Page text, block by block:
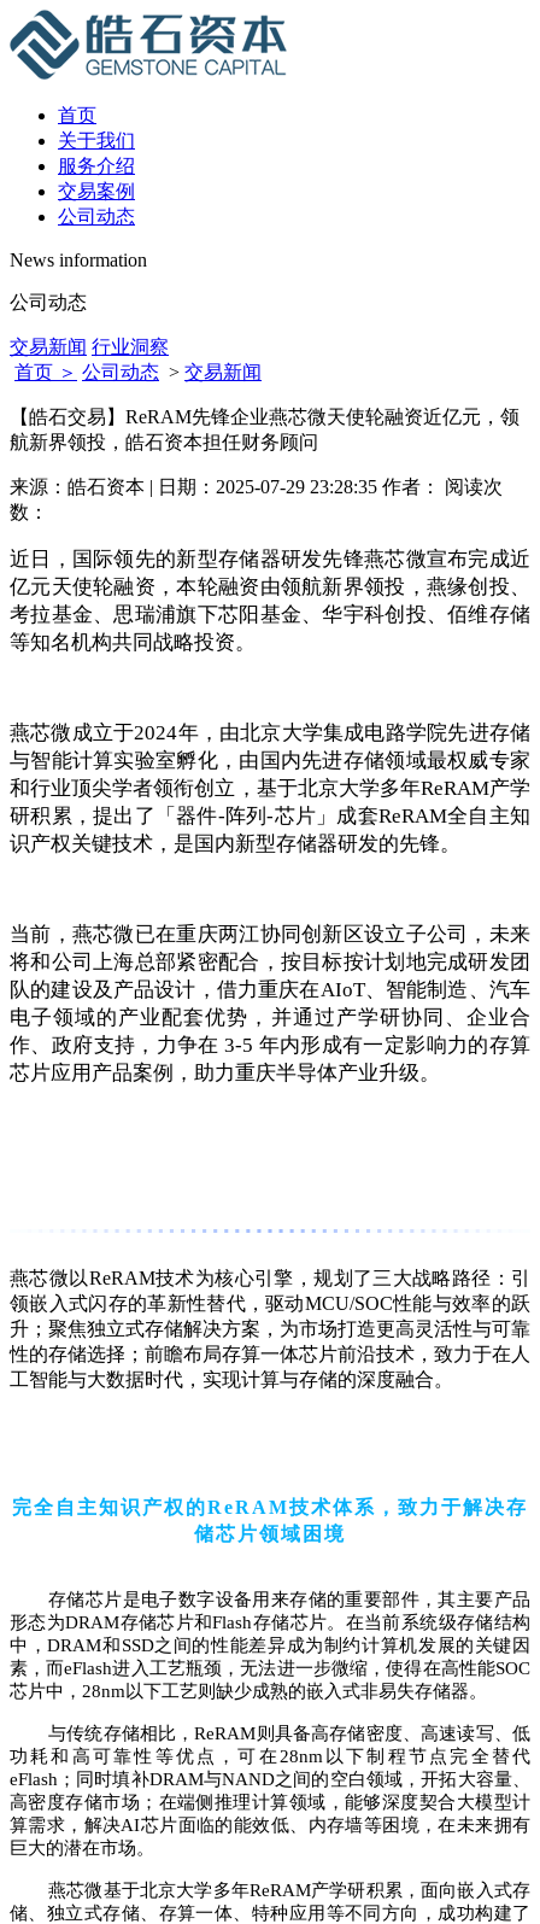
首页
关于我们
服务介绍
交易案例
公司动态
News information
公司动态
交易新闻 行业洞察
首页 ＞ 公司动态 > 交易新闻
【皓石交易】ReRAM先锋企业燕芯微天使轮融资近亿元，领
航新界领投，皓石资本担任财务顾问
来源：皓石资本 | 日期：2025-07-29 23:28:35 作者： 阅读次
数：
近日，国际领先的新型存储器研发先锋燕芯微宣布完成近
亿元天使轮融资，本轮融资由领航新界领投 ，燕缘创投、
考拉基金、思瑞浦旗下芯阳基金、华宇科创投、佰维存储
等知名机构共同战略投资。
燕芯微成立于2024年，由北京大学集成电路学院先进存储
与智能计算实验室孵化，由国内先进存储领域最权威专家
和行业顶尖学者领衔创立，基于北京大学多年ReRAM产学
研积累，提出了「器件-阵列-芯片」成套ReRAM全自主知
识产权关键技术，是国内新型存储器研发的先锋。
当前，燕芯微已在重庆两江协同创新区设立子公司，未来
将和公司上海总部紧密配合，按目标按计划地完成研发团
队的建设及产品设计，借力重庆在AIoT、智能制造、汽车
电子领域的产业配套优势，并通过产学研协同、企业合
作、政府支持，力争在 3-5 年内形成有一定影响力的存算
芯片应用产品案例，助力重庆半导体产业升级。
燕芯微 以ReRAM技术为核心引擎，规划了三大战略路径：引
领嵌入式闪存的革新性替代，驱动MCU/SOC性能与效率的跃
升；聚焦独立式存储解决方案，为市场打造更高灵活性与可靠
性的存储选择；前瞻布局存算一体芯片前沿技术，致力于在人
工智能与大数据时代，实现计算与存储的深度融合。
完全自主知识产权的ReRAM技术体系，致力于解决存
储芯片领域困境
存储芯片是电子数字设备用来存储的重要部件，其主要产品
形态为DRAM存储芯片和Flash存储芯片。在当前系统级存储结构
中，DRAM和SSD之间的性能差异成为制约计算机发展的关键因
素，而eFlash进入工艺瓶颈，无法进一步微缩，使得在高性能SOC
芯片中，28nm以下工艺则缺少成熟的嵌入式非易失存储器。
与传统存储相比，ReRAM则具备高存储密度、高速读写、低
功耗和高可靠性等优点，可在28nm以下制程节点完全替代
eFlash；同时填补DRAM与NAND之间的空白领域，开拓大容量、
高密度存储市场；在端侧推理计算领域，能够深度契合大模型计
算需求，解决AI芯片面临的能效低、内存墙等困境，在未来拥有
巨大的潜在市场。
燕芯微基于北京大学多年ReRAM产学研积累，面向嵌入式存
储、独立式存储、存算一体、特种应用等不同方向，成功构建了